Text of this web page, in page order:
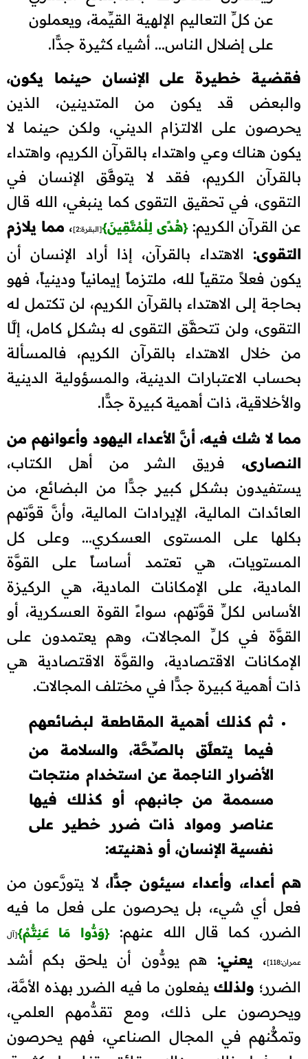
عن كلِّ التعاليم الإلهية القيِّمة، ويعملون
على إضلال الناس... أشياء كثيرة جدًّا.
فقضية خطيرة على الإنسان حينما يكون،
والبعض قد يكون من المتدينين، الذين
يحرصون على الالتزام الديني، ولكن حينما لا
يكون هناك وعي واهتداء بالقرآن الكريم، واهتداء
بالقرآن الكريم، فقد لا يتوفَّق الإنسان في
التقوى، في تحقيق التقوى كما ينبغي، الله قال
عن القرآن الكريم: {هُدًى لِلْمُتَّقِينَ}[البقرة:2] ، مما يلازم
التقوى:الاهتداء بالقرآن، إذا أراد الإنسان أن
يكون فعلاً متقياً لله، ملتزماً إيمانياً ودينياً، فهو
بحاجة إلى الاهتداء بالقرآن الكريم، لن تكتمل له
التقوى، ولن تتحقَّق التقوى له بشكلٍ كامل، إلَّا
من خلال الاهتداء بالقرآن الكريم، فالمسألة
بحساب الاعتبارات الدينية، والمسؤولية الدينية
والأخلاقية، ذات أهمية كبيرة جدًّا.
مما لا شك فيه، أنَّ الأعداء اليهود وأعوانهم من
النصارى،
فريق الشر من أهل الكتاب،
يستفيدون بشكلٍ كبيرٍ جدًّا من البضائع، من
العائدات المالية، الإيرادات المالية، وأنَّ قوَّتهم
بكلها على المستوى العسكري... وعلى كل
المستويات، هي تعتمد أساساً على القوَّة
المادية، على الإمكانات المادية، هي الركيزة
الأساس لكلِّ قوَّتهم، سواءً القوة العسكرية، أو
القوَّة في كلِّ المجالات، وهم يعتمدون على
الإمكانات الاقتصادية، والقوَّة الاقتصادية هي
ذات أهمية كبيرة جدًّا في مختلف المجالات.
ثم كذلك أهمية المقاطعة لبضائعهم
فيما يتعلَّق بالصِّحَّة، والسلامة من
الأضرار الناجمة عن استخدام منتجات
مسممة من جانبهم، أو كذلك فيها
عناصر ومواد ذات ضرر خطير على
نفسية الإنسان، أو ذهنيته:
هم أعداء، وأعداء سيئون جدًّا،لا يتورَّعون من
فعل أي شيء، بل يحرصون على فعل ما فيه
الضرر، كما قال الله عنهم:
{وَدُّوا مَا عَنِتُّمْ}[آل
عمران:118] ، يعني:هم يودُّون أن يلحق بكم أشد
الضرر؛ ولذلكيفعلون ما فيه الضرر بهذه الأمَّة،
ويحرصون على ذلك، ومع تقدُّمهم العلمي،
وتمكُّنهم في المجال الصناعي، فهم يحرصون